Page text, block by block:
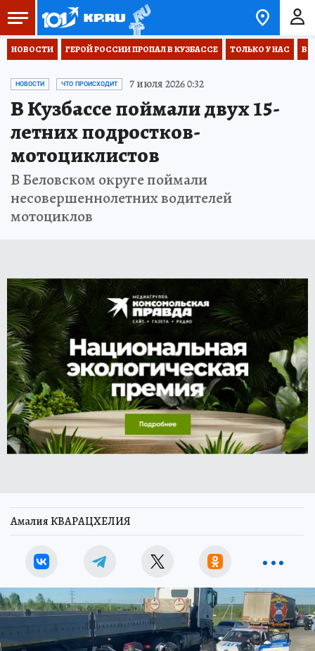
НОВОСТИ ГЕРОЙ РОССИИ ПРОПАЛ В КУЗБАССЕ ТОЛЬКО У НАС
НОВОСТИ ЧТО ПРОИСХОДИТ 7 июля 2026 0:32
В Кузбассе поймали двух 15-
летних подростков-
мотоциклистов
В Беловском округе поймали
несовершеннолетних водителей
мотоциклов
Амалия КВАРАЦХЕЛИЯ